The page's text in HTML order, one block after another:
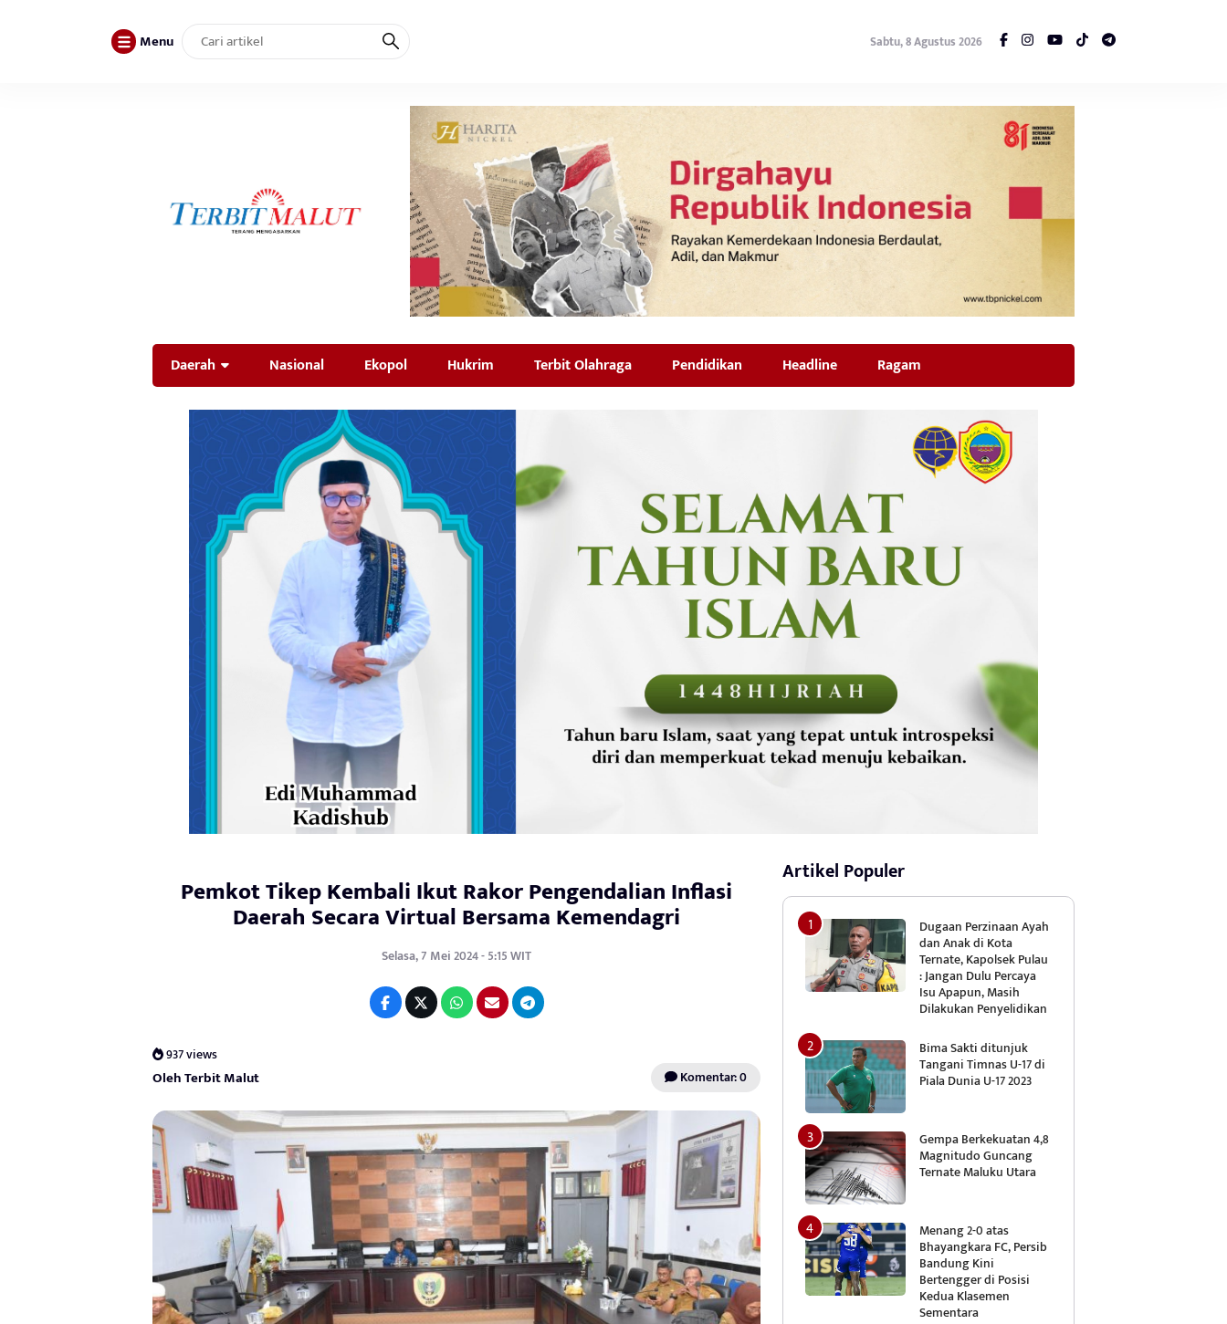
Menu Sabtu, 8 Agustus 2026
Daerah Nasional Ekopol Hukrim Terbit Olahraga Pendidikan Headline Ragam
Pemkot Tikep Kembali Ikut Rakor Pengendalian Inflasi
Daerah Secara Virtual Bersama Kemendagri
Selasa, 7 Mei 2024 - 5:15 WIT
937 views
Oleh Terbit Malut Komentar: 0
Artikel Populer
Dugaan Perzinaan Ayah
dan Anak di Kota
Ternate, Kapolsek Pulau
: Jangan Dulu Percaya
Isu Apapun, Masih
Dilakukan Penyelidikan
Bima Sakti ditunjuk
Tangani Timnas U-17 di
Piala Dunia U-17 2023
Gempa Berkekuatan 4,8
Magnitudo Guncang
Ternate Maluku Utara
Menang 2-0 atas
Bhayangkara FC, Persib
Bandung Kini
Bertengger di Posisi
Kedua Klasemen
Sementara